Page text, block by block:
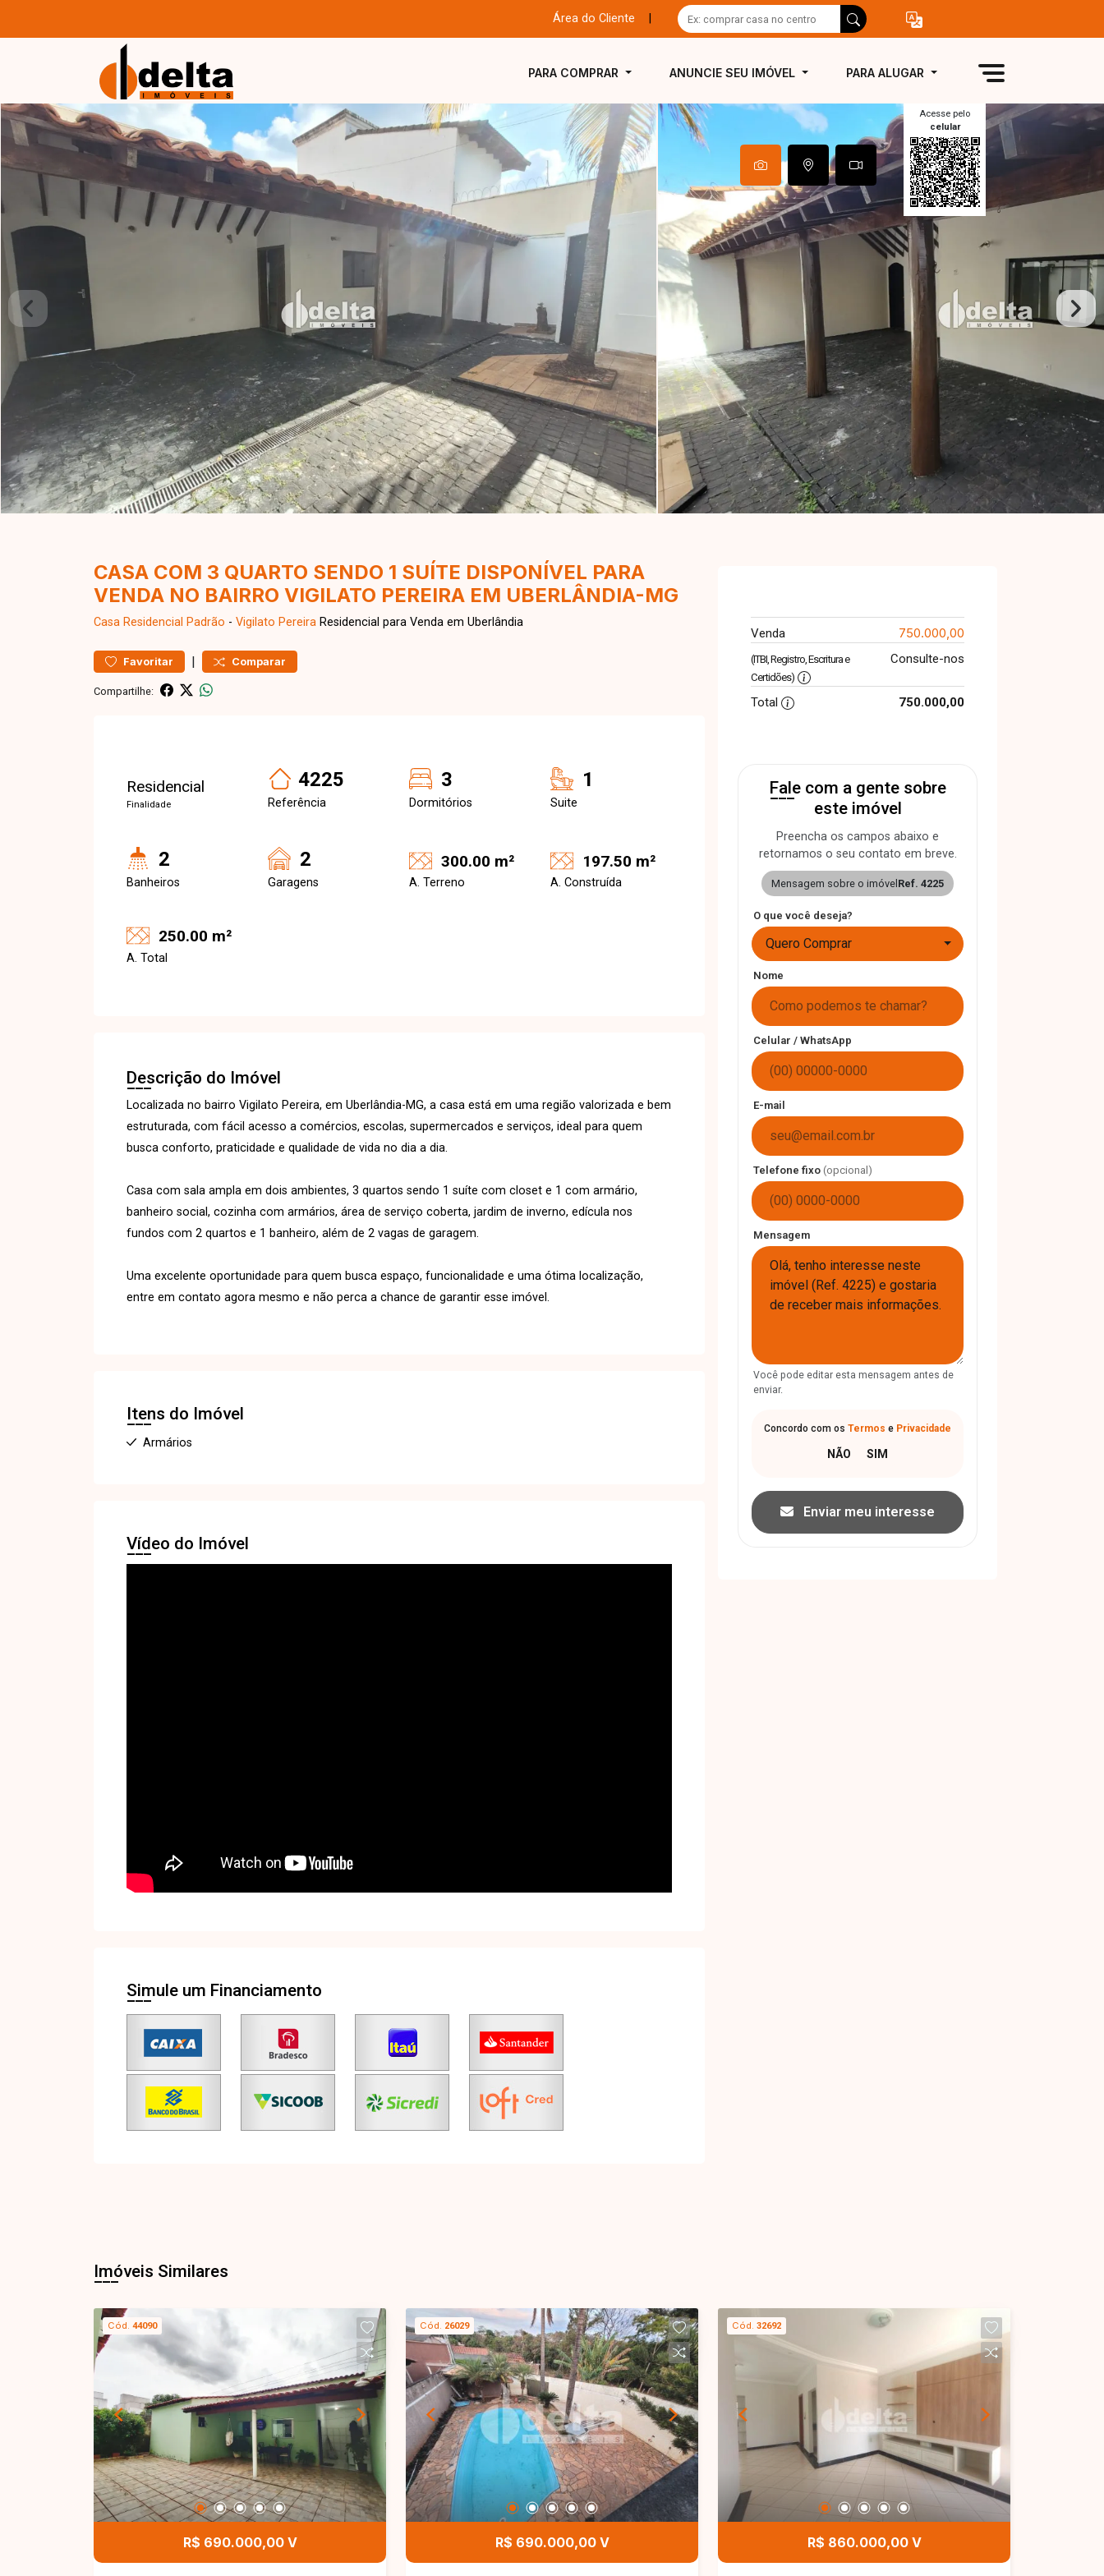
Área do Cliente
PARA COMPRAR ANUNCIE SEU IMÓVEL PARA ALUGAR
Acesse pelo
celular
CASA COM 3 QUARTO SENDO 1 SUÍTE DISPONÍVEL PARA
VENDA NO BAIRRO VIGILATO PEREIRA EM UBERLÂNDIA-MG
Casa Residencial Padrão - Vigilato Pereira Residencial para Venda em Uberlândia
Favoritar | Comparar
Compartilhe:
Residencial
Finalidade
4225
Referência
3
Dormitórios
1
Suite
2
Banheiros
2
Garagens
300.00 m²
A. Terreno
197.50 m²
A. Construída
250.00 m²
A. Total
Descrição do Imóvel
Localizada no bairro Vigilato Pereira, em Uberlândia-MG, a casa está em uma região valorizada e bem
estruturada, com fácil acesso a comércios, escolas, supermercados e serviços, ideal para quem
busca conforto, praticidade e qualidade de vida no dia a dia.
Casa com sala ampla em dois ambientes, 3 quartos sendo 1 suíte com closet e 1 com armário,
banheiro social, cozinha com armários, área de serviço coberta, jardim de inverno, edícula nos
fundos com 2 quartos e 1 banheiro, além de 2 vagas de garagem.
Uma excelente oportunidade para quem busca espaço, funcionalidade e uma ótima localização,
entre em contato agora mesmo e não perca a chance de garantir esse imóvel.
Itens do Imóvel
Armários
Vídeo do Imóvel
Simule um Financiamento
Venda 750.000,00
(ITBI, Registro, Escritura e
Certidões)
Consulte-nos
Total 750.000,00
Fale com a gente sobre
este imóvel
Preencha os campos abaixo e
retornamos o seu contato em breve.
Mensagem sobre o imóvel Ref. 4225
O que você deseja?
Quero Comprar
Nome
Celular / WhatsApp
E-mail
Telefone fixo (opcional)
Mensagem
Você pode editar esta mensagem antes de
enviar.
Concordo com os Termos e Privacidade
Enviar meu interesse
Imóveis Similares
Cód. 44090
R$ 690.000,00 V
Cód. 26029
R$ 690.000,00 V
Cód. 32692
R$ 860.000,00 V